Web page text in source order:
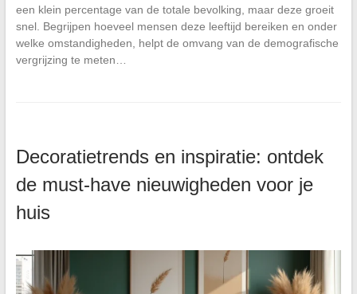
een klein percentage van de totale bevolking, maar deze groeit
snel. Begrijpen hoeveel mensen deze leeftijd bereiken en onder
welke omstandigheden, helpt de omvang van de demografische
vergrijzing te meten…
Decoratietrends en inspiratie: ontdek
de must-have nieuwigheden voor je
huis